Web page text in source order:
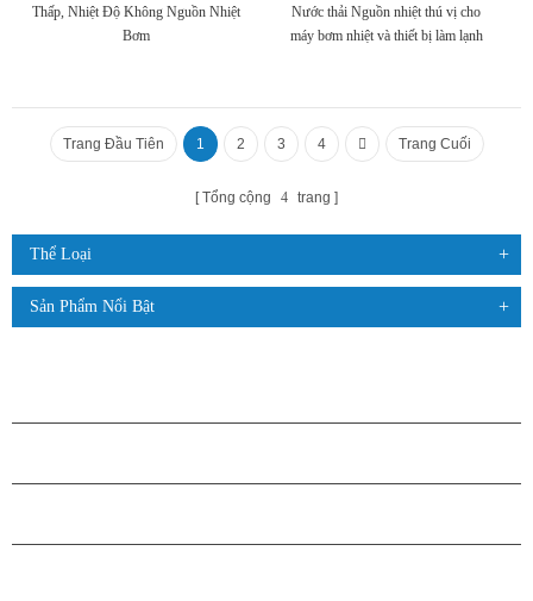
Thấp, Nhiệt Độ Không Nguồn Nhiệt
Bơm
Nước thải Nguồn nhiệt thú vị cho
máy bơm nhiệt và thiết bị làm lạnh
Trang Đầu Tiên 1 2 3 4 Trang Cuối
Tổng cộng 4 trang
Thể Loại
Sản Phẩm Nổi Bật